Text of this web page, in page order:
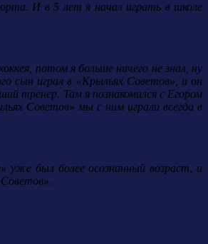
И в 5 лет я начал играть в школе
потом я больше ничего не знал, ну
сын играл в «Крыльях Советов», и он
тренер. Там я познакомился с Егором
Советов» мы с ним играли всегда в
уже был более осознанный возраст, и